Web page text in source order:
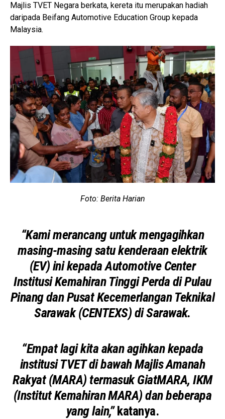
Majlis TVET Negara berkata, kereta itu merupakan hadiah
daripada Beifang Automotive Education Group kepada
Malaysia.
Foto: Berita Harian
“Kami merancang untuk mengagihkan
masing-masing satu kenderaan elektrik
(EV) ini kepada Automotive Center
Institusi Kemahiran Tinggi Perda di Pulau
Pinang dan Pusat Kecemerlangan Teknikal
Sarawak (CENTEXS) di Sarawak.
“Empat lagi kita akan agihkan kepada
institusi TVET di bawah Majlis Amanah
Rakyat (MARA) termasuk GiatMARA, IKM
(Institut Kemahiran MARA) dan beberapa
yang lain,”katanya.